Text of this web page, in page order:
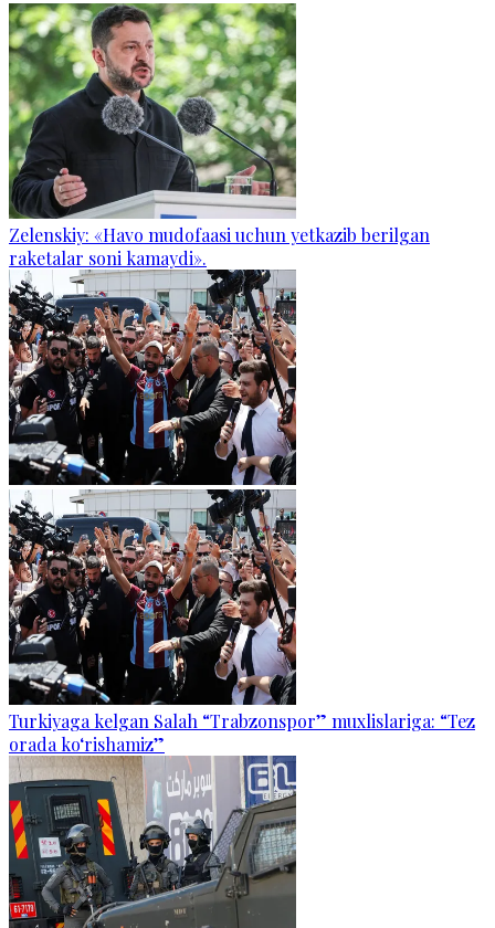
Zelenskiy: «Havo mudofaasi uchun yetkazib berilgan
raketalar soni kamaydi».
Turkiyaga kelgan Salah “Trabzonspor” muxlislariga: “Tez
orada ko‘rishamiz”